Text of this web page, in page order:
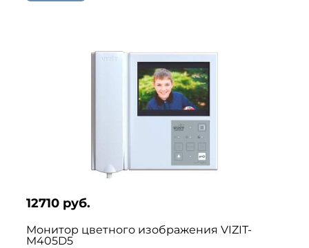
12710 руб.
Монитор цветного изображения VIZIT-
M405D5